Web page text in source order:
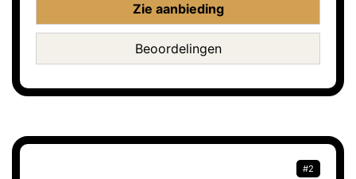
Zie aanbieding
Beoordelingen
#2